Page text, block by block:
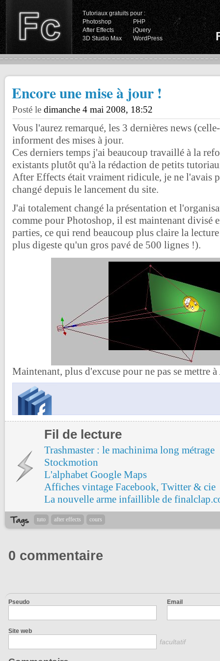
Tutoriaux gratuits pour :
Photoshop
PHP
After Effects
jQuery
3D Studio Max
WordPress
Encore une mise à jour !
Posté le dimanche 4 mai 2008, 18:52
Vous l'aurez remarqué, les 3 dernières news
informent des mises à jour.
Ces derniers temps j'ai beaucoup travaillé à la
existants plutôt qu'à la rédaction de petits
After Effects était vraiment ridicule, je ne l'avais
changé depuis le lancement du site.
J'ai totalement changé la présentation et
comme pour Photoshop, il est maintenant divisé
parties, ce qui rend beaucoup plus claire la
plus digeste qu'un gros pavé de 500 lignes !).
Maintenant, plus d'excuse pour ne pas se mettre
Fil de lecture
Trashmaster : le machinima long métrage
Stockmotion
L'alphabet Google Maps
Affiches vintage Facebook, Twitter & cie
La nouvelle arme infaillible de
tuto after effects cours
0 commentaire
Pseudo Email
Site web
facultatif